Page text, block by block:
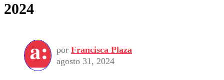
2024
por Francisca Plaza
agosto 31, 2024